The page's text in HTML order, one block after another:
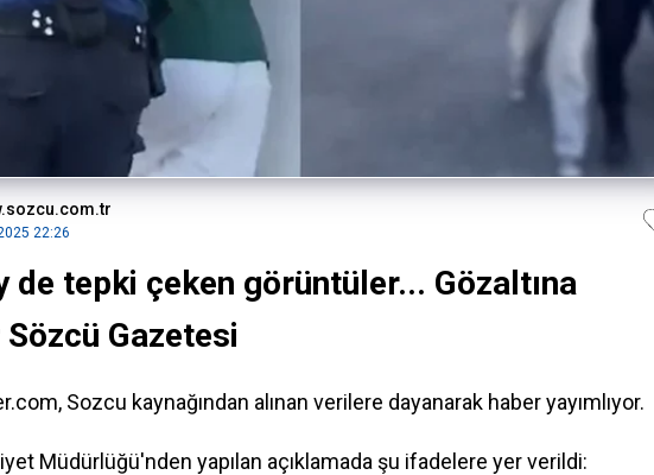
22:26
de tepki çeken görüntüler... Gözaltına
Sözcü Gazetesi
Sozcu kaynağından alınan verilere dayanarak haber yayımlıyor.
Müdürlüğü'nden yapılan açıklamada şu ifadelere yer verildi: